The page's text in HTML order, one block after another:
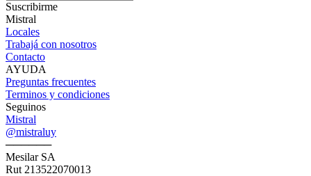
Suscribirme
Mistral
Locales
Trabajá con nosotros
Contacto
AYUDA
Preguntas frecuentes
Terminos y condiciones
Seguinos
Mistral
@mistraluy
──────
Mesilar SA
Rut 213522070013